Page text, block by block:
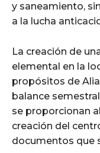
y saneamiento,
a la lucha
La creación de
elemental en la
propósitos de
balance
se proporcionan
creación del
documentos que